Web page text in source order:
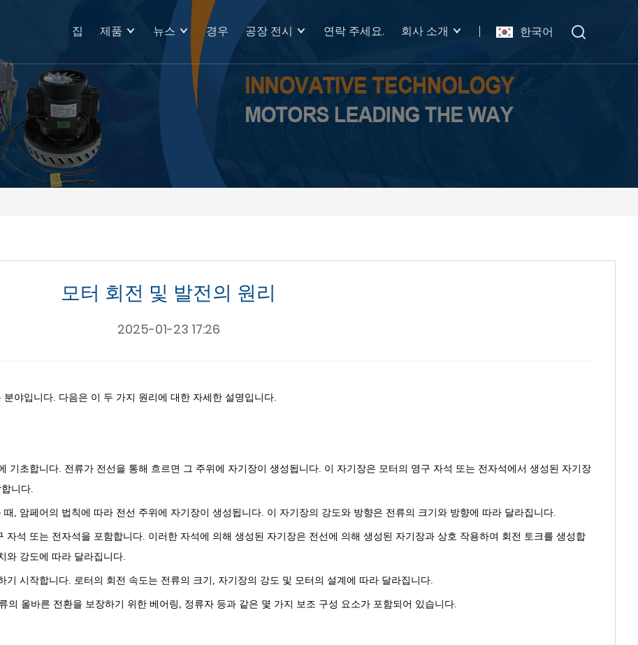
한국어
집 제품 뉴스 경우 공장 전시 연락 주세요. 회사 소개
모터 회전 및 발전의 원리
2025-01-23 17:26
야입니다. 다음은 이 두 가지 원리에 대한 자세한 설명입니다.
기초합니다. 전류가 전선을 통해 흐르면 그 주위에 자기장이 생성됩니다. 이 자기장은 모터의 영구 자석 또는 전자석에서 생성된 자기장
니다.
, 암페어의 법칙에 따라 전선 주위에 자기장이 생성됩니다. 이 자기장의 강도와 방향은 전류의 크기와 방향에 따라 달라집니다.
자석 또는 전자석을 포함합니다. 이러한 자석에 의해 생성된 자기장은 전선에 의해 생성된 자기장과 상호 작용하여 회전 토크를 생성합
와 강도에 따라 달라집니다.
시작합니다. 로터의 회전 속도는 전류의 크기, 자기장의 강도 및 모터의 설계에 따라 달라집니다.
의 올바른 전환을 보장하기 위한 베어링, 정류자 등과 같은 몇 가지 보조 구성 요소가 포함되어 있습니다.